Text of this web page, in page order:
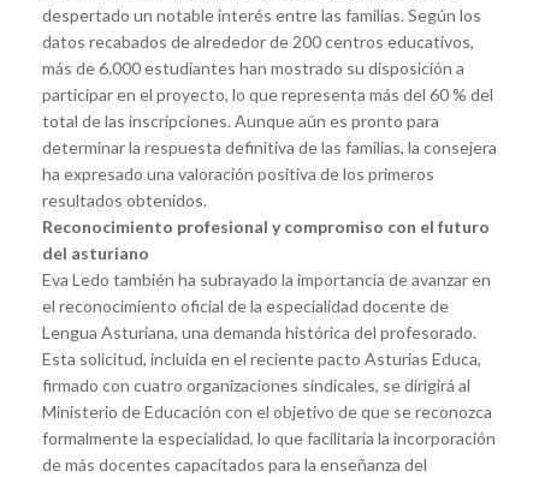
despertado un notable interés entre las familias. Según los
datos recabados de alrededor de 200 centros educativos,
más de 6.000 estudiantes han mostrado su disposición a
participar en el proyecto, lo que representa más del 60 % del
total de las inscripciones. Aunque aún es pronto para
determinar la respuesta definitiva de las familias, la consejera
ha expresado una valoración positiva de los primeros
resultados obtenidos.
Reconocimiento profesional y compromiso con el futuro
del asturiano
Eva Ledo también ha subrayado la importancia de avanzar en
el reconocimiento oficial de la especialidad docente de
Lengua Asturiana, una demanda histórica del profesorado.
Esta solicitud, incluida en el reciente pacto Asturias Educa,
firmado con cuatro organizaciones sindicales, se dirigirá al
Ministerio de Educación con el objetivo de que se reconozca
formalmente la especialidad, lo que facilitaría la incorporación
de más docentes capacitados para la enseñanza del